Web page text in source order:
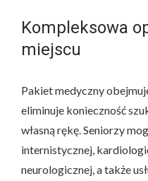
Kompleksowa
miejscu
Pakiet medyczny
eliminuje konieczność
własną rękę. Seniorzy
internistycznej,
neurologicznej, a także